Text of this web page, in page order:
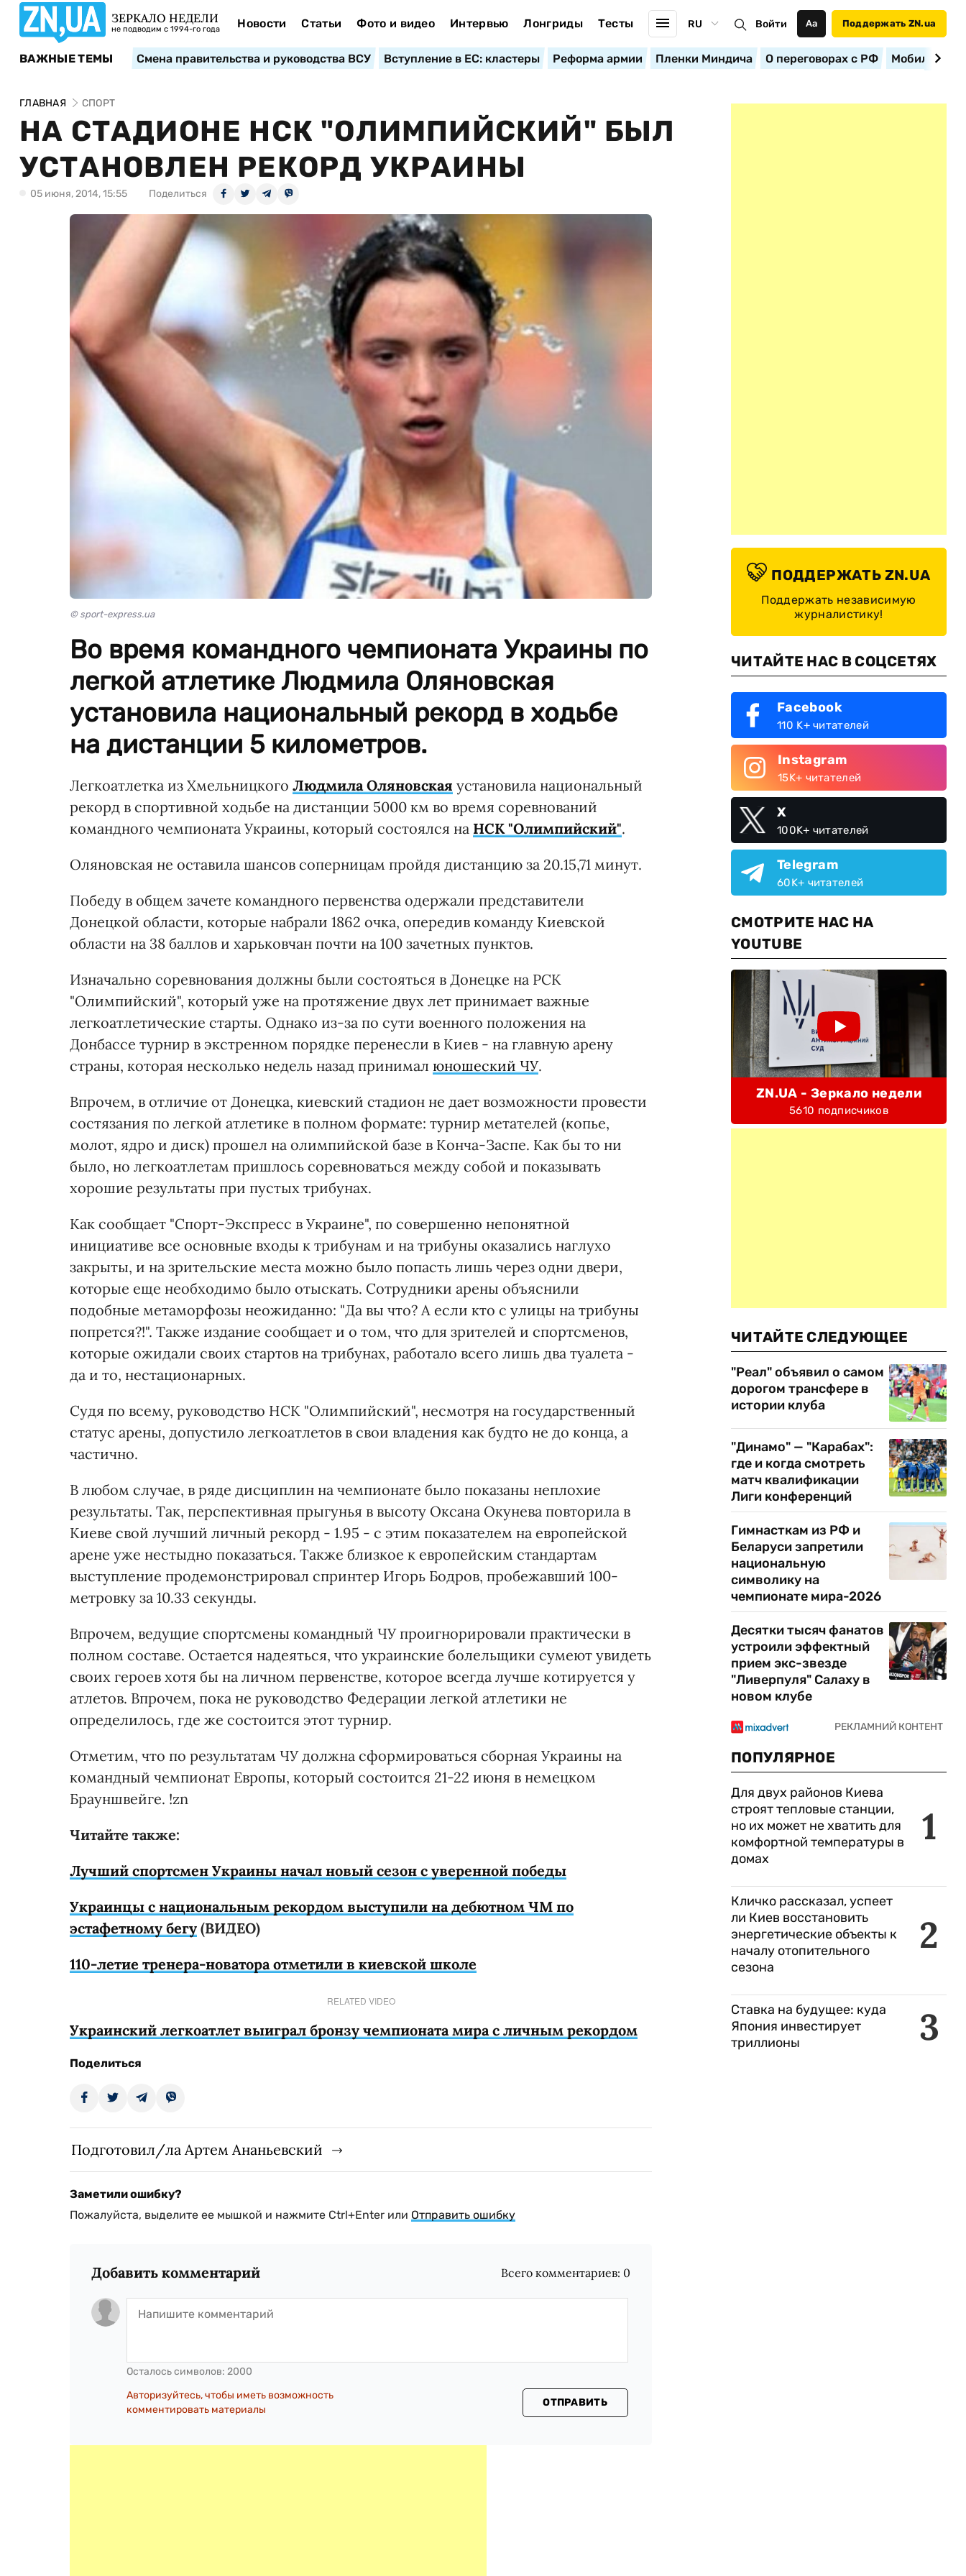
ЗЕРКАЛО НЕДЕЛИ
не подводим с 1994-го года Новости Статьи Фото и видео Интервью Лонгриды Тесты RU Войти Аа Поддержать ZN.ua
ВАЖНЫЕ ТЕМЫ Смена правительства и руководства ВСУ Вступление в ЕС: кластеры Реформа армии Пленки Миндича О переговорах с РФ
ГЛАВНАЯ СПОРТ
НА СТАДИОНЕ НСК "ОЛИМПИЙСКИЙ" БЫЛ
УСТАНОВЛЕН РЕКОРД УКРАИНЫ
05 июня, 2014, 15:55 Поделиться
© sport-express.ua
Во время командного чемпионата Украины по
легкой атлетике Людмила Оляновская
установила национальный рекорд в ходьбе
на дистанции 5 километров.
Легкоатлетка из Хмельницкого Людмила Оляновская установила национальный
рекорд в спортивной ходьбе на дистанции 5000 км во время соревнований
командного чемпионата Украины, который состоялся на НСК "Олимпийский".
Оляновская не оставила шансов соперницам пройдя дистанцию за 20.15,71 минут.
Победу в общем зачете командного первенства одержали представители
Донецкой области, которые набрали 1862 очка, опередив команду Киевской
области на 38 баллов и харьковчан почти на 100 зачетных пунктов.
Изначально соревнования должны были состояться в Донецке на РСК
"Олимпийский", который уже на протяжение двух лет принимает важные
легкоатлетические старты. Однако из-за по сути военного положения на
Донбассе турнир в экстренном порядке перенесли в Киев - на главную арену
страны, которая несколько недель назад принимал юношеский ЧУ.
Впрочем, в отличие от Донецка, киевский стадион не дает возможности провести
состязания по легкой атлетике в полном формате: турнир метателей (копье,
молот, ядро и диск) прошел на олимпийской базе в Конча-Заспе. Как бы то ни
было, но легкоатлетам пришлось соревноваться между собой и показывать
хорошие результаты при пустых трибунах.
Как сообщает "Спорт-Экспресс в Украине", по совершенно непонятной
инициативе все основные входы к трибунам и на трибуны оказались наглухо
закрыты, и на зрительские места можно было попасть лишь через одни двери,
которые еще необходимо было отыскать. Сотрудники арены объяснили
подобные метаморфозы неожиданно: "Да вы что? А если кто с улицы на трибуны
попрется?!". Также издание сообщает и о том, что для зрителей и спортсменов,
которые ожидали своих стартов на трибунах, работало всего лишь два туалета -
да и то, нестационарных.
Судя по всему, руководство НСК "Олимпийский", несмотря на государственный
статус арены, допустило легкоатлетов в свои владения как будто не до конца, а
частично.
В любом случае, в ряде дисциплин на чемпионате было показаны неплохие
результаты. Так, перспективная прыгунья в высоту Оксана Окунева повторила в
Киеве свой лучший личный рекорд - 1.95 - с этим показателем на европейской
арене уже нестыдно показаться. Также близкое к европейским стандартам
выступление продемонстрировал спринтер Игорь Бодров, пробежавший 100-
метровку за 10.33 секунды.
Впрочем, ведущие спортсмены командный ЧУ проигнорировали практически в
полном составе. Остается надеяться, что украинские болельщики сумеют увидеть
своих героев хотя бы на личном первенстве, которое всегда лучше котируется у
атлетов. Впрочем, пока не руководство Федерации легкой атлетики не
определилось, где же состоится этот турнир.
Отметим, что по результатам ЧУ должна сформироваться сборная Украины на
командный чемпионат Европы, который состоится 21-22 июня в немецком
Брауншвейге. !zn
Читайте также:
Лучший спортсмен Украины начал новый сезон с уверенной победы
Украинцы с национальным рекордом выступили на дебютном ЧМ по
эстафетному бегу (ВИДЕО)
110-летие тренера-новатора отметили в киевской школе
RELATED VIDEO
Украинский легкоатлет выиграл бронзу чемпионата мира с личным рекордом
Поделиться
Подготовил/ла Артем Ананьевский
Заметили ошибку?
Пожалуйста, выделите ее мышкой и нажмите Ctrl+Enter или Отправить ошибку
Добавить комментарий Всего комментариев: 0
Осталось символов: 2000
Авторизуйтесь, чтобы иметь возможность
комментировать материалы
ОТПРАВИТЬ
ПОДДЕРЖАТЬ ZN.UA
Поддержать независимую
журналистику!
ЧИТАЙТЕ НАС В СОЦСЕТЯХ
Facebook
110 K+ читателей
Instagram
15K+ читателей
X
100K+ читателей
Telegram
60K+ читателей
СМОТРИТЕ НАС НА
YOUTUBE
ZN.UA - Зеркало недели
5610 подписчиков
ЧИТАЙТЕ СЛЕДУЮЩЕЕ
"Реал" объявил о самом
дорогом трансфере в
истории клуба
"Динамо" — "Карабах":
где и когда смотреть
матч квалификации
Лиги конференций
Гимнасткам из РФ и
Беларуси запретили
национальную
символику на
чемпионате мира-2026
Десятки тысяч фанатов
устроили эффектный
прием экс-звезде
"Ливерпуля" Салаху в
новом клубе
ПОПУЛЯРНОЕ
1
Для двух районов Киева
строят тепловые станции,
но их может не хватить для
комфортной температуры в
домах
2
Кличко рассказал, успеет
ли Киев восстановить
энергетические объекты к
началу отопительного
сезона
3
Ставка на будущее: куда
Япония инвестирует
триллионы